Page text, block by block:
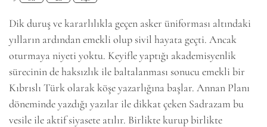
Dik duruş ve kararlılıkla geçen asker üniforması altındaki
yılların ardından emekli olup sivil hayata geçti. Ancak
oturmaya niyeti yoktu. Keyifle yaptığı akademisyenlik
sürecinin de haksızlık ile baltalanması sonucu emekli bir
Kıbrıslı Türk olarak köşe yazarlığına başlar. Annan Planı
döneminde yazdığı yazılar ile dikkat çeken Sadrazam bu
vesile ile aktif siyasete atılır. Birlikte kurup birlikte